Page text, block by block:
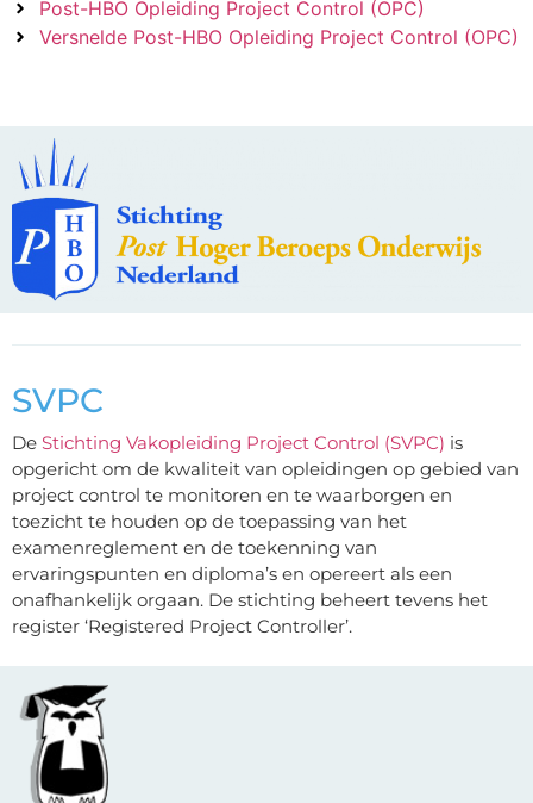
Post-HBO Opleiding Project Control (OPC)
Versnelde Post-HBO Opleiding Project Control (OPC)
SVPC
De Stichting Vakopleiding Project Control (SVPC) is
opgericht om de kwaliteit van opleidingen op gebied van
project control te monitoren en te waarborgen en
toezicht te houden op de toepassing van het
examenreglement en de toekenning van
ervaringspunten en diploma’s en opereert als een
onafhankelijk orgaan. De stichting beheert tevens het
register ‘Registered Project Controller’.